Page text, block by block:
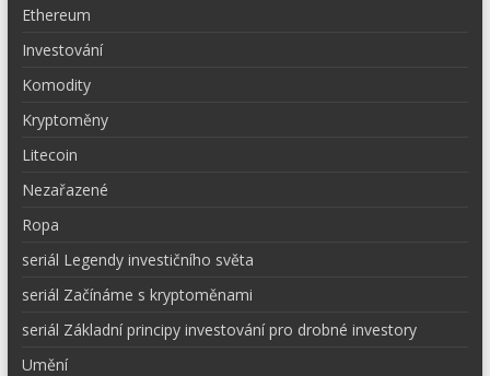
Ethereum
Investování
Komodity
Kryptoměny
Litecoin
Nezařazené
Ropa
seriál Legendy investičního světa
seriál Začínáme s kryptoměnami
seriál Základní principy investování pro drobné investory
Umění